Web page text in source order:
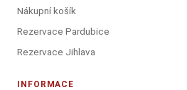
Nákupní košík
Rezervace Pardubice
Rezervace Jihlava
INFORMACE